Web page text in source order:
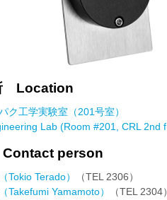
Location
ク工学実験室（201号室）
Lab (Room #201, CRL 2nd
person
Terado）
（TEL 2306）
Yamamoto）
（TEL 2304